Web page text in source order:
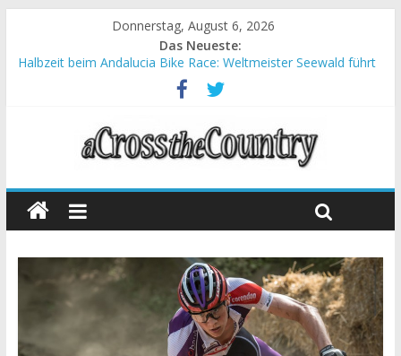
Donnerstag, August 6, 2026
Das Neueste:
Halbzeit beim Andalucia Bike Race: Weltmeister Seewald führt
Chelva: Schweizer Doppelsieg beim ersten XCO-Rennen der
World Cup Petropolis: Strecke nicht vom Unwetter betroffen
Krumbach und Obergessertshausen: Mountainbike-Bundesliga
startet mit Doppelevent